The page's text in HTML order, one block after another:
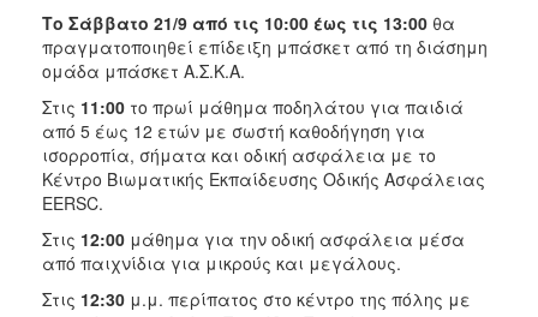
Το Σάββατο 21/9 από τις 10:00 έως τις 13:00 θα
πραγματοποιηθεί επίδειξη μπάσκετ από τη διάσημη
ομάδα μπάσκετ A.Σ.Κ.Α.
Στις 11:00 το πρωί μάθημα ποδηλάτου για παιδιά
από 5 έως 12 ετών με σωστή καθοδήγηση για
ισορροπία, σήματα και οδική ασφάλεια με το
Κέντρο Βιωματικής Εκπαίδευσης Οδικής Ασφάλειας
EERSC.
Στις 12:00 μάθημα για την οδική ασφάλεια μέσα
από παιχνίδια για μικρούς και μεγάλους.
Στις 12:30 μ.μ. περίπατος στο κέντρο της πόλης με